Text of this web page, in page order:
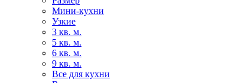
Мини-кухни
Узкие
3 кв. м.
5 кв. м.
6 кв. м.
9 кв. м.
Все для кухни